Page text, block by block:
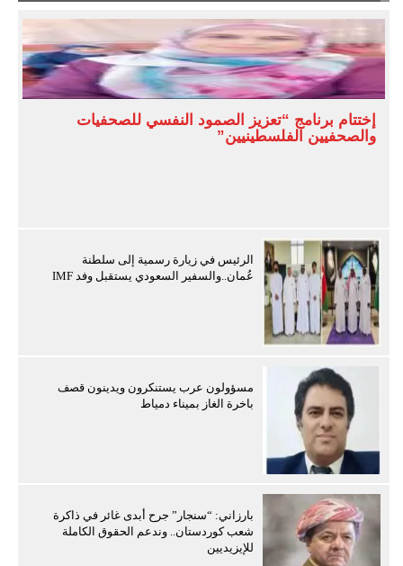
إختتام برنامج “تعزيز الصمود النفسي للصحفيات
والصحفيين الفلسطينيين”
الرئيس في زيارة رسمية إلى سلطنة
عُمان..والسفير السعودي يستقبل وفد IMF
مسؤولون عرب يستنكرون ويدينون قصف
باخرة الغاز بميناء دمياط
بارزاني: “سنجار” جرح أبدى غائر في ذاكرة
شعب كوردستان.. وندعم الحقوق الكاملة
للإيزيديين